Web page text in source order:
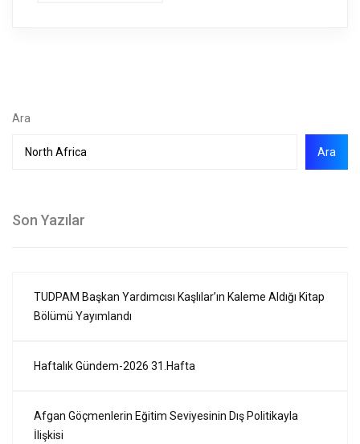
Ara
Ara
Son Yazılar
TUDPAM Başkan Yardımcısı Kaşlılar’ın Kaleme Aldığı Kitap
Bölümü Yayımlandı
Haftalık Gündem-2026 31.Hafta
Afgan Göçmenlerin Eğitim Seviyesinin Dış Politikayla
İlişkisi